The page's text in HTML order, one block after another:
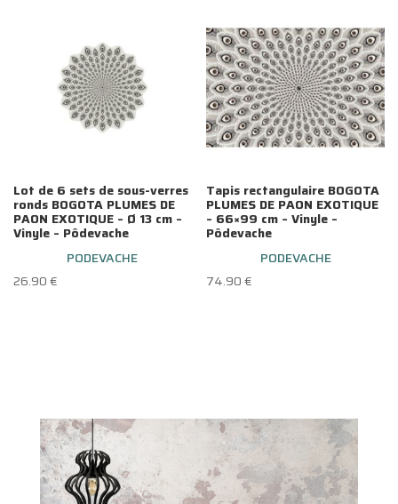
Lot de 6 sets de sous-verres
ronds BOGOTA PLUMES DE
PAON EXOTIQUE – Ø 13 cm –
Vinyle – Pôdevache
PODEVACHE
26.90€
Tapis rectangulaire BOGOTA
PLUMES DE PAON EXOTIQUE
– 66×99 cm – Vinyle –
Pôdevache
PODEVACHE
74.90€